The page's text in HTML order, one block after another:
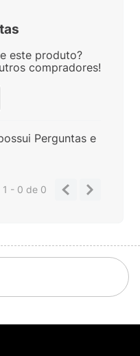
este produto?
compradores!
Perguntas e
1 - 0de 0